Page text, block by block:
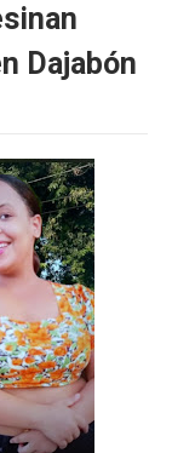
Dajabón